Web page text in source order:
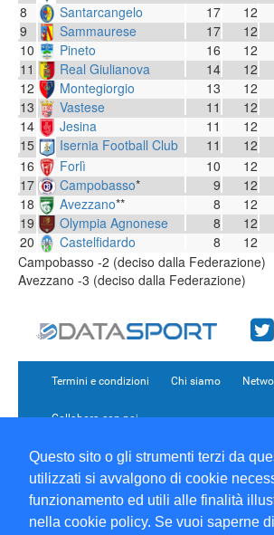
Questo sito o gli strumenti terzi da
utilizzati si avvalgono di cookie
funzionamento ed utili alle finalità
nella cookie policy. Se vuoi saperne
8
Santarcangelo 17 12
9
Sammaurese 17 12
10
Pineto 16 12
11
Real Giulianova 14 12
12
Montegiorgio 13 12
13
Vastese 11 12
14
Jesina 11 12
15
Isernia Football Club 11 12
16
Forlì 10 12
17
Campobasso* 9 12
18
Avezzano** 8 12
19
Olympia Agnonese 8 12
20
Castelfidardo 8 12
Campobasso -2 (deciso dalla Federazione)
Avezzano -3 (deciso dalla Federazione)
Termini e condizioni Chi siamo
Collabora con noi
Copyright 1995-2026 ©Wise SrlVia
Milano Italia - P. IVA 09072090963 |
(DataSport DS)
Informazioni e richieste di pubblicità: